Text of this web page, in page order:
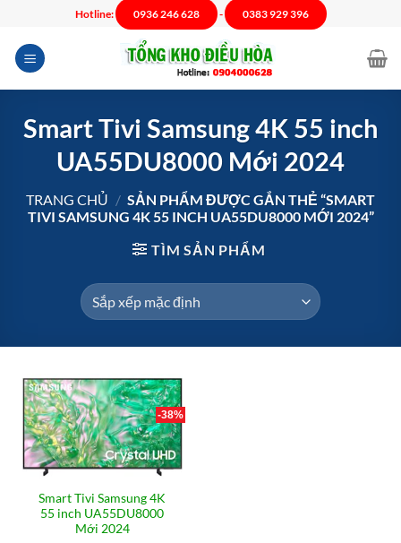
nội
dung
Hotline: 0936 246 628 - 0383 929 396
Smart Tivi Samsung 4K 55 inch
UA55DU8000 Mới 2024
TRANG CHỦ / SẢN PHẨM ĐƯỢC GẮN THẺ “SMART
TIVI SAMSUNG 4K 55 INCH UA55DU8000 MỚI 2024”
TÌM SẢN PHẨM
-38%
Smart Tivi Samsung 4K
55 inch UA55DU8000
Mới 2024